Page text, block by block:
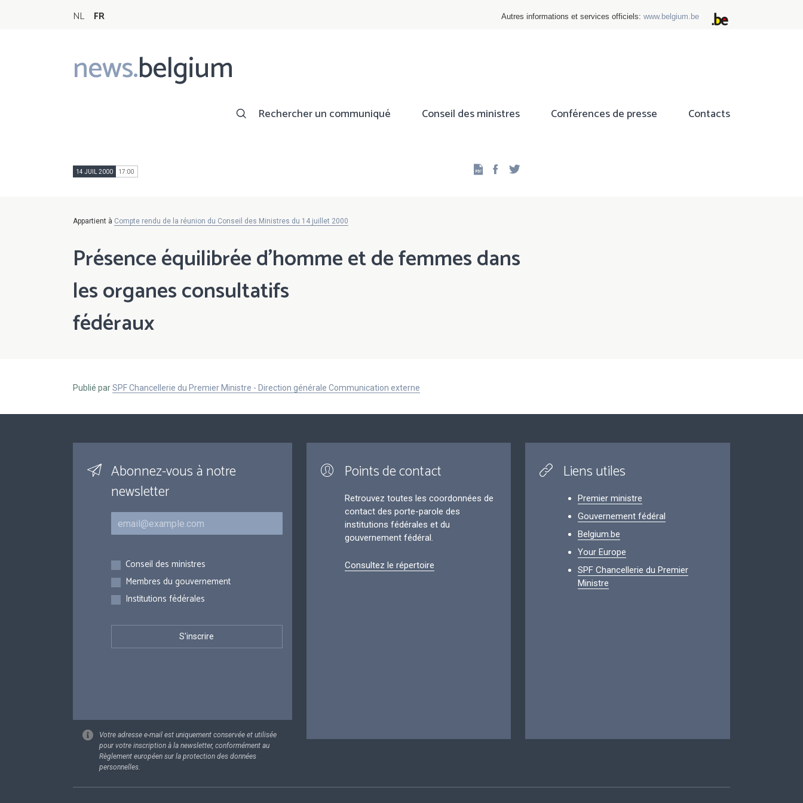
NL FR Autres informations et services officiels: www.belgium.be
news.belgium
Main
navigation
Rechercher un communiqué Conseil des ministres Conférences de presse Contacts
14 JUIL 2000 17:00 Facebook
Appartient à Compte rendu de la réunion du Conseil des Ministres du 14 juillet 2000
Présence équilibrée d'homme et de femmes dans
les organes consultatifs
fédéraux
Publié parSPF Chancellerie du Premier Ministre - Direction générale Communication externe
Abonnez-vous à notre
newsletter
Courriel
Inscriptions
Conseil des ministres
Membres du gouvernement
Institutions fédérales
Votre adresse e-mail est uniquement conservée et utilisée
pour votre inscription à la newsletter, conformément au
Règlement européen sur la protection des données
personnelles.
Points de contact
Retrouvez toutes les coordonnées de
contact des porte-parole des
institutions fédérales et du
gouvernement fédéral.
Consultez le répertoire
Liens utiles
Premier ministre
Gouvernement fédéral
Belgium.be
Your Europe
SPF Chancellerie du Premier
Ministre